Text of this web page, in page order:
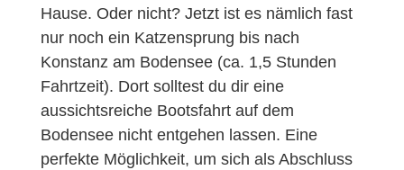
Hause. Oder nicht? Jetzt ist es nämlich fast
nur noch ein Katzensprung bis nach
Konstanz am Bodensee (ca. 1,5 Stunden
Fahrtzeit). Dort solltest du dir eine
aussichtsreiche Bootsfahrt auf dem
Bodensee nicht entgehen lassen. Eine
perfekte Möglichkeit, um sich als Abschluss